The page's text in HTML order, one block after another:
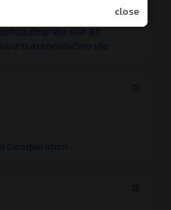
ทศของวิทยาลัย sหัส 67
บสารสนเทศของวิทยาลัย
Coorperation
close